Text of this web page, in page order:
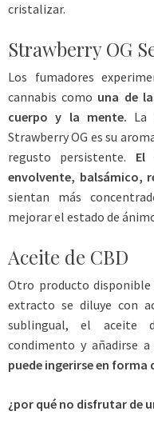
cristalizar.
Strawberry OG
Los fumadores
cannabis como una de
cuerpo y la mente. La
Strawberry OG es su
regusto persistente. El
envolvente, balsámico,
sientan más
mejorar el estado de
Aceite de CBD
Otro producto
extracto se diluye con
sublingual, el aceite
condimento y añadirse
puede ingerirse en forma
¿por qué no disfrutar de